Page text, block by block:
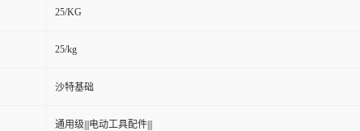
25/KG
25/kg
沙特基础
通用级|||电动工具配件|||